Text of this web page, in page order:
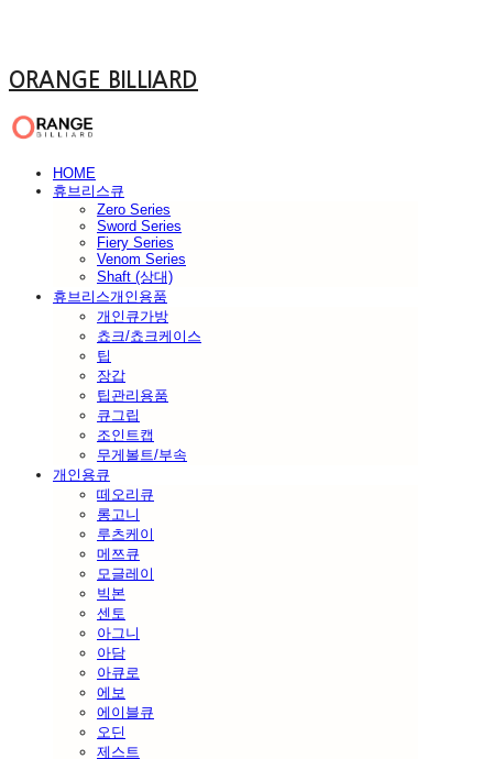
ORANGE BILLIARD
HOME
휴브리스큐
Zero Series
Sword Series
Fiery Series
Venom Series
Shaft (상대)
휴브리스개인용품
개인큐가방
쵸크/쵸크케이스
팁
장갑
팁관리용품
큐그립
조인트캡
무게볼트/부속
개인용큐
떼오리큐
롱고니
루츠케이
메쯔큐
모글레이
빅본
센토
아그니
아담
아큐로
에보
에이블큐
오딘
제스트